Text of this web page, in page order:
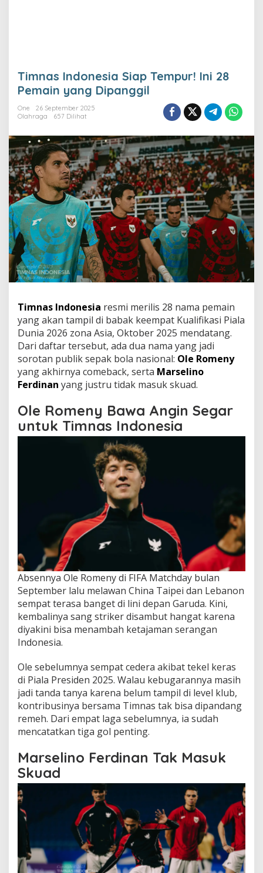
Timnas Indonesia Siap Tempur! Ini 28
Pemain yang Dipanggil
One
26 September 2025
Olahraga
657 Dilihat
Timnas Indonesia resmi merilis 28 nama pemain
yang akan tampil di babak keempat Kualifikasi Piala
Dunia 2026 zona Asia, Oktober 2025 mendatang.
Dari daftar tersebut, ada dua nama yang jadi
sorotan publik sepak bola nasional: Ole Romeny
yang akhirnya comeback, serta Marselino
Ferdinan yang justru tidak masuk skuad.
Ole Romeny Bawa Angin Segar
untuk Timnas Indonesia
Absennya Ole Romeny di FIFA Matchday bulan
September lalu melawan China Taipei dan Lebanon
sempat terasa banget di lini depan Garuda. Kini,
kembalinya sang striker disambut hangat karena
diyakini bisa menambah ketajaman serangan
Indonesia.
Ole sebelumnya sempat cedera akibat tekel keras
di Piala Presiden 2025. Walau kebugarannya masih
jadi tanda tanya karena belum tampil di level klub,
kontribusinya bersama Timnas tak bisa dipandang
remeh. Dari empat laga sebelumnya, ia sudah
mencatatkan tiga gol penting.
Marselino Ferdinan Tak Masuk
Skuad